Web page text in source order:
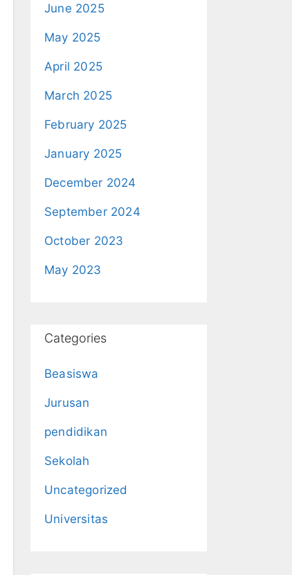
June 2025
May 2025
April 2025
March 2025
February 2025
January 2025
December 2024
September 2024
October 2023
May 2023
Categories
Beasiswa
Jurusan
pendidikan
Sekolah
Uncategorized
Universitas